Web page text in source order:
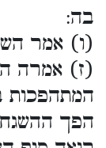
בה:
(ו) אמר
(ז) אמרה
המתהפכות
הפך